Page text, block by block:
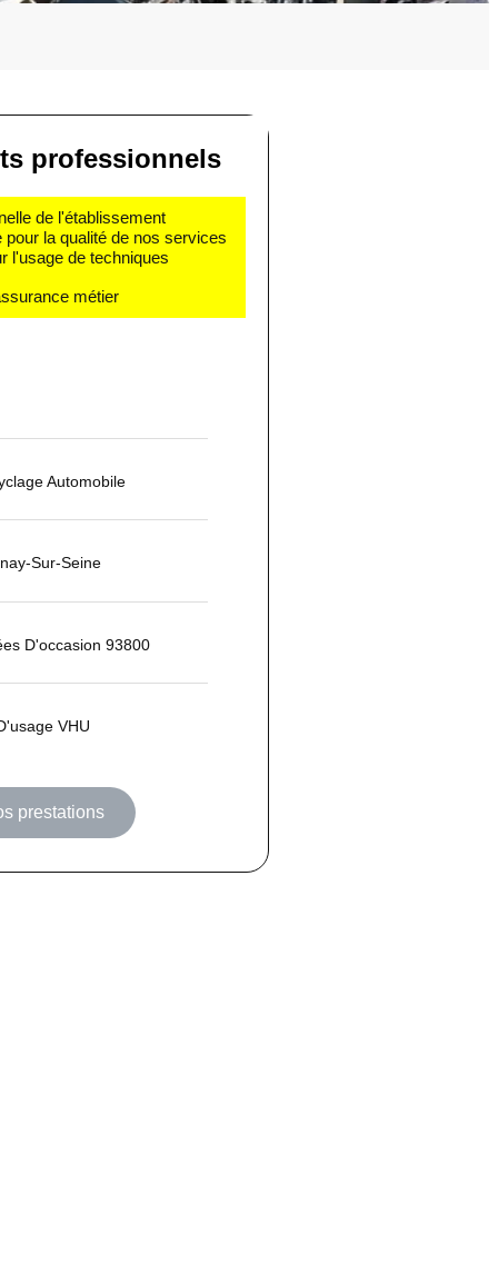
professionnels
de l'établissement
la qualité de nos services
l'usage de techniques
métier
Automobile
Sur-Seine
D'occasion 93800
VHU
prestations